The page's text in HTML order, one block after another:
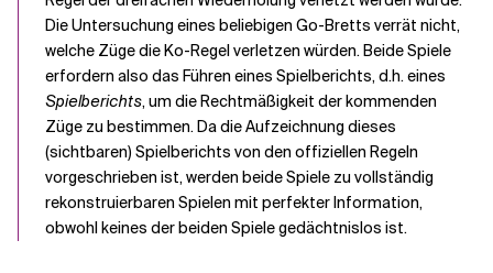
Die Untersuchung eines beliebigen Go-Bretts verrät nicht,
welche Züge dieKo-Regelverletzen würden. Beide Spiele
erfordern also das Führen eines Spielberichts, d.h. eines
Spielberichts, um die Rechtmäßigkeit der kommenden
Züge zu bestimmen. Da die Aufzeichnung dieses
(sichtbaren) Spielberichts von den offiziellen Regeln
vorgeschrieben ist, werden beide Spiele zu vollständig
rekonstruierbaren Spielen mit perfekter Information,
obwohl keines der beiden Spiele gedächtnislos ist.